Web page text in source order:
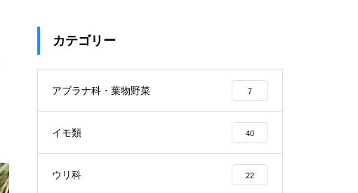
カテゴリー
アブラナ科・葉物野菜 7
イモ類 40
ウリ科 22